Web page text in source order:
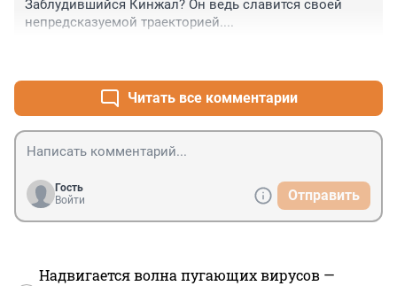
Заблудившийся Кинжал? Он ведь славится своей
непредсказуемой траекторией....
Читать все комментарии
Гость
Войти
Отправить
Надвигается волна пугающих вирусов —